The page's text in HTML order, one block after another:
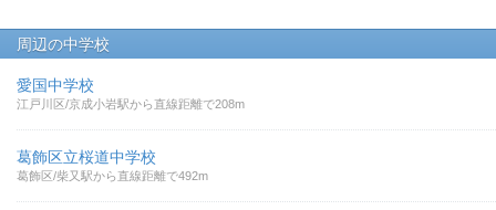
周辺の中学校
愛国中学校
江戸川区/京成小岩駅から直線距離で208m
葛飾区立桜道中学校
葛飾区/柴又駅から直線距離で492m